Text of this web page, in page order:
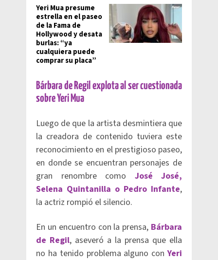
Yeri Mua presume
estrella en el paseo
de la Fama de
Hollywood y desata
burlas: “ya
cualquiera puede
comprar su placa”
Bárbara de Regil explota al ser cuestionada
sobre Yeri Mua
Luego de que la artista desmintiera que
la creadora de contenido tuviera este
reconocimiento en el prestigioso paseo,
en donde se encuentran personajes de
gran renombre como José José,
Selena Quintanilla o Pedro Infante,
la actriz rompió el silencio.
En un encuentro con la prensa, Bárbara
de Regil, aseveró a la prensa que ella
no ha tenido problema alguno conYeri